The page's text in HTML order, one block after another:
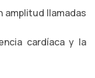
amplitud llamadas
cardíaca y la